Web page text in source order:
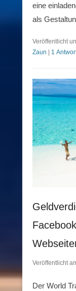
eine
als
Veröffentlicht
Zaun | 1
Veröffentlicht
Der World